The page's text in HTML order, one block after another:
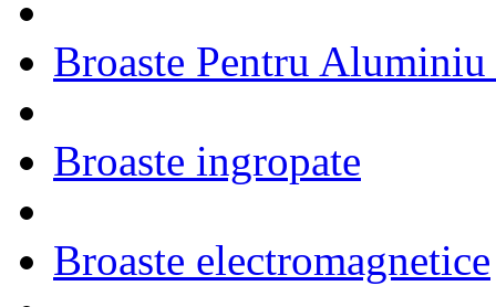
Broaste Pentru
Broaste ingropate
Broaste electromagnetice